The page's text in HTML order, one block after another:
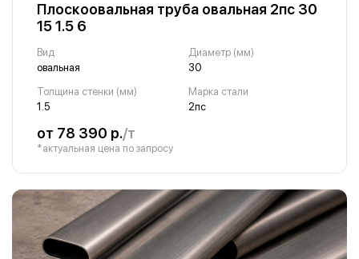
Плоскоовальная труба овальная 2пс 30
15 1.5 6
Вид
овальная
Диаметр (мм)
30
Толщина стенки (мм)
1.5
Марка стали
2пс
от 78 390 р./т
*актуальная цена по запросу